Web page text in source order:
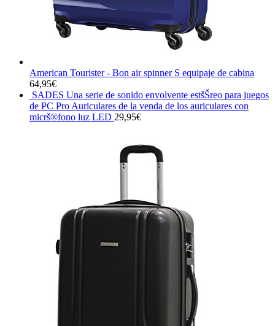
American Tourister - Bon air spinner S equipaje de cabina
64,95€
SADES Una serie de sonido envolvente estšŠreo para juegos
de PC Pro Auriculares de la venda de los auriculares con
micrš®fono luz LED 29,95€